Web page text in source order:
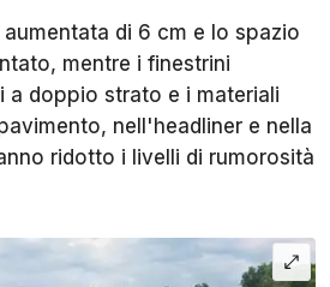
di 6 cm e lo spazio
mentre i finestrini
a doppio strato e i materiali
nell'headliner e nella
ridotto i livelli di rumorosità